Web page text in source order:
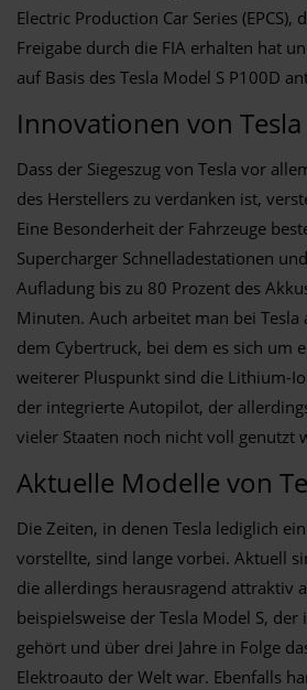
Electric Production Car Series (EPCS),
Freigabe durch die FIA erhalten hat
auf Basis des Tesla Model S P100D
Innovationen von Tesla
Dass der Siegeszug von Tesla vor
des Herstellers zu verdanken ist,
Eine Besonderheit der Fahrzeuge
Supercharger Schnelladestationen
Aufladung bis zu 80 Prozent des
Minuten. Auch arbeitet man bei Tesla
dem Cybertruck, bei dem es sich um
weiterer Pluspunkt sind die Lithium-
der integrierte Autopilot, der
vieler Staaten noch nicht voll genutzt
Aktuelle Modelle von
Die Zeiten, in denen Tesla lediglich
vorstellte, sind lange vorbei. Aktuell
die allerdings herausragend attraktiv
beispielsweise der Tesla Model S, der
gehört und über drei Jahre in Folge
Elektroauto der Welt war. Ebenfalls